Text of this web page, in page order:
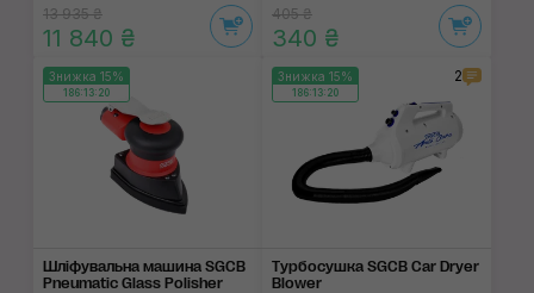
13 935 ₴
11 840 ₴
405 ₴
340 ₴
Знижка 15%
186:13:19
Шліфувальна машина SGCB
Pneumatic Glass Polisher
Знижка 15%
186:13:19
2
Турбосушка SGCB Car Dryer
Blower